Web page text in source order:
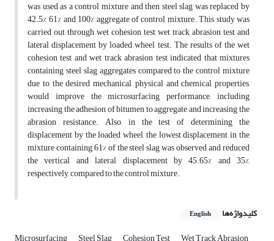
was used as a control mixture and then steel slag was replaced by
42.5%, 61% and 100% aggregate of control mixture. This study was
carried out through wet cohesion test, wet track abrasion test and
lateral displacement by loaded wheel test. The results of the wet
cohesion test and wet track abrasion test indicated that mixtures
containing steel slag aggregates compared to the control mixture
due to the desired mechanical, physical and chemical properties,
would improve the microsurfacing performance, including
increasing the adhesion of bitumen to aggregate and increasing the
abrasion resistance. Also, in the test of determining the
displacement by the loaded wheel, the lowest displacement in the
mixture containing 61% of the steel slag was observed and reduced
the vertical and lateral displacement by 45.65% and 35%,
respectively, compared to the control mixture.
کلیدواژه‌ها English